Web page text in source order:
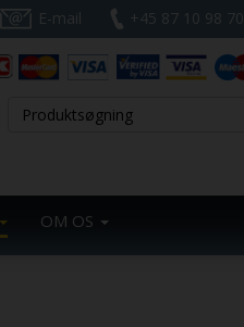
E-mail +45 87 10 98 70
OM OS